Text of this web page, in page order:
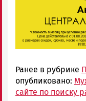
Ранее в рубрике
опубликовано:
сайте по поиску